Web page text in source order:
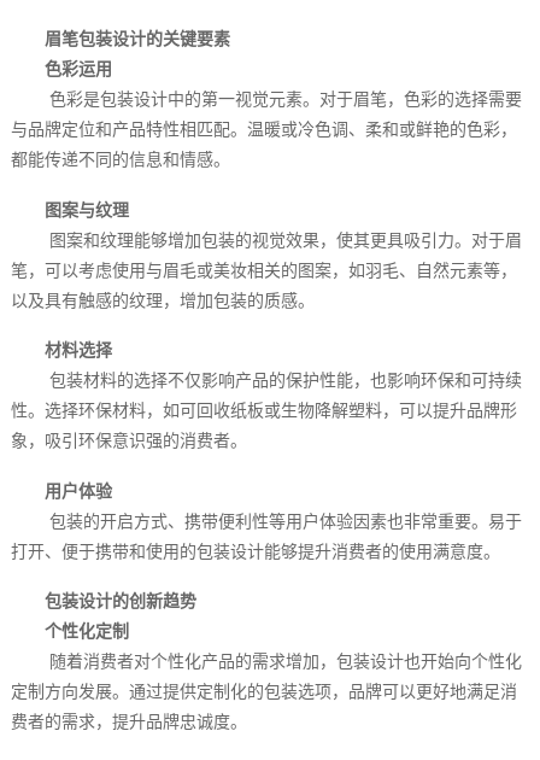
眉笔包装设计的关键要素
色彩运用
色彩是包装设计中的第一视觉元素。对于眉笔，色彩的选择需要
与品牌定位和产品特性相匹配。温暖或冷色调、柔和或鲜艳的色彩，
都能传递不同的信息和情感。
图案与纹理
图案和纹理能够增加包装的视觉效果，使其更具吸引力。对于眉
笔，可以考虑使用与眉毛或美妆相关的图案，如羽毛、自然元素等，
以及具有触感的纹理，增加包装的质感。
材料选择
包装材料的选择不仅影响产品的保护性能，也影响环保和可持续
性。选择环保材料，如可回收纸板或生物降解塑料，可以提升品牌形
象，吸引环保意识强的消费者。
用户体验
包装的开启方式、携带便利性等用户体验因素也非常重要。易于
打开、便于携带和使用的包装设计能够提升消费者的使用满意度。
包装设计的创新趋势
个性化定制
随着消费者对个性化产品的需求增加，包装设计也开始向个性化
定制方向发展。通过提供定制化的包装选项，品牌可以更好地满足消
费者的需求，提升品牌忠诚度。